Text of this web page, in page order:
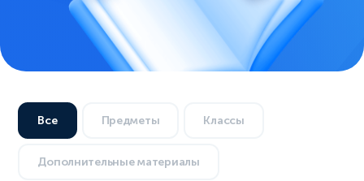
Все Предметы Классы
Дополнительные материалы